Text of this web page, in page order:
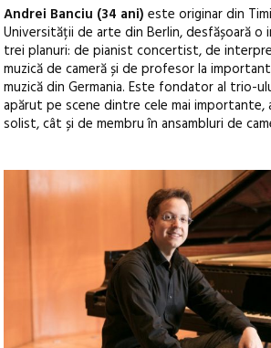
Andrei Banciu (34 ani) este originar din
Universității de arte din Berlin, desfășoară o
trei planuri: de pianist concertist, de
muzică de cameră și de profesor la
muzică din Germania. Este fondator al trio-
apărut pe scene dintre cele mai
solist, cât și de membru în ansambluri de